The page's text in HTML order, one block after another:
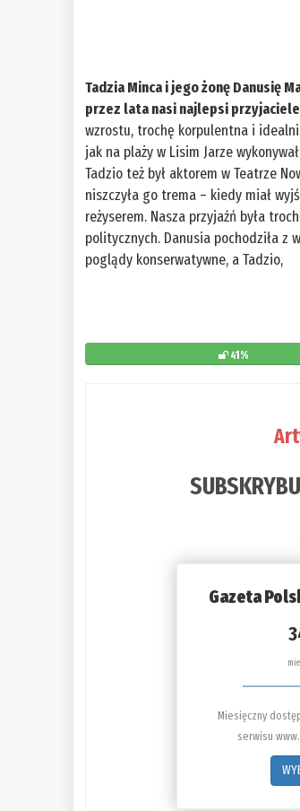
Tadzia Minca i jego żonę Danusię
przez lata nasi najlepsi
wzrostu, trochę korpulentna i
jak na plaży w Lisim Jarze
Tadzio też był aktorem w Teatrze
niszczyła go trema – kiedy miał
reżyserem. Nasza przyjaźń była
politycznych. Danusia pochodziła
poglądy konserwatywne, a Tadzio,
41%
Gazeta
Miesięczny
serwisu